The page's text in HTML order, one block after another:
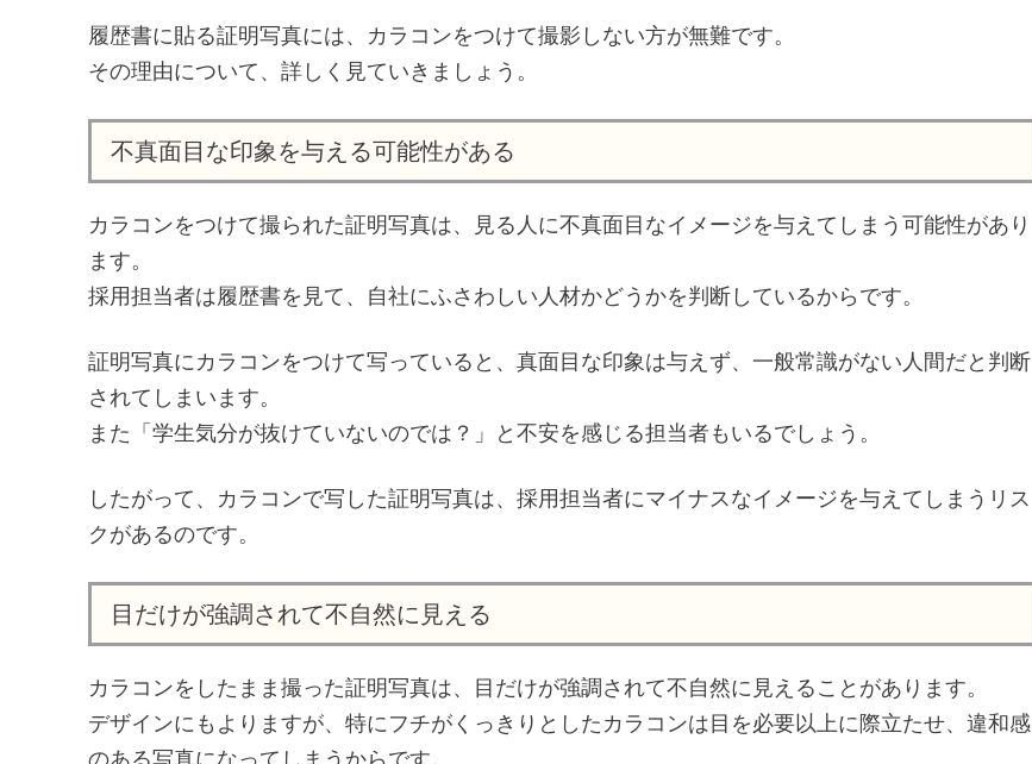
履歴書に貼る証明写真には、カラコンをつけて撮影しない方が無難です。
その理由について、詳しく見ていきましょう。
不真面目な印象を与える可能性がある
カラコンをつけて撮られた証明写真は、見る人に不真面目なイメージを与えてしまう可能性があり
ます。
採用担当者は履歴書を見て、自社にふさわしい人材かどうかを判断しているからです。
証明写真にカラコンをつけて写っていると、真面目な印象は与えず、一般常識がない人間だと判断
されてしまいます。
また「学生気分が抜けていないのでは？」と不安を感じる担当者もいるでしょう。
したがって、カラコンで写した証明写真は、採用担当者にマイナスなイメージを与えてしまうリス
クがあるのです。
目だけが強調されて不自然に見える
カラコンをしたまま撮った証明写真は、目だけが強調されて不自然に見えることがあります。
デザインにもよりますが、特にフチがくっきりとしたカラコンは目を必要以上に際立たせ、違和感